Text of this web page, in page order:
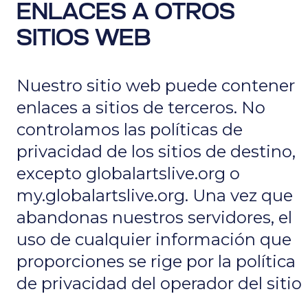
ENLACES A OTROS
SITIOS WEB
Nuestro sitio web puede contener
enlaces a sitios de terceros. No
controlamos las políticas de
privacidad de los sitios de destino,
excepto globalartslive.org o
my.globalartslive.org. Una vez que
abandonas nuestros servidores, el
uso de cualquier información que
proporciones se rige por la política
de privacidad del operador del sitio